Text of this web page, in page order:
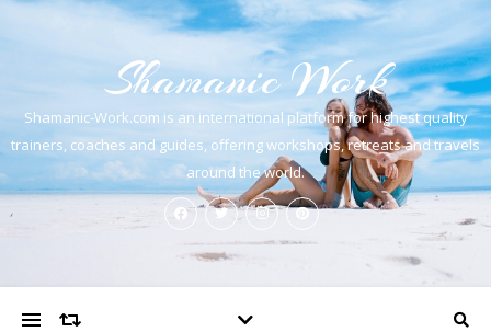
Shamanic Work
Shamanic-Work.com is an international platform for highest quality
trainers, coaches and guides, offering workshops, retreats and travels
around the world.